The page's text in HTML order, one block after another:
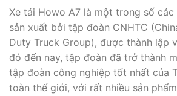
Xe tải Howo A7 là một trong số các
sản xuất bởi tập đoàn CNHTC
Duty Truck Group), được thành lập
đó đến nay, tập đoàn đã trở thành
tập đoàn công nghiệp tốt nhất của
toàn thế giới, với rất nhiều sản